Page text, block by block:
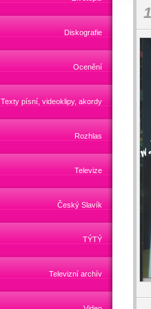
Diskografie
Ocenění
Texty písní, videoklipy, akordy
Rozhlas
Televize
Český Slavík
TÝTÝ
Televizní archív